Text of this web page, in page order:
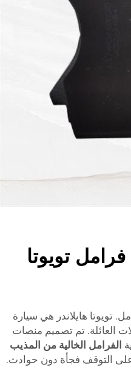
تويوتا
تويوتا هايلاندر هي سيارة
العائلة. تم تصميم منصات
الفرامل الخالية من المذيب
على التوقف فجأة دون حوادث.